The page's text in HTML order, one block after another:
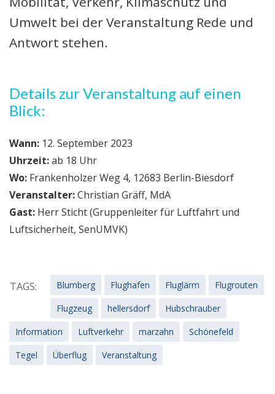
Umwelt bei der Veranstaltung Rede und
Antwort stehen.
Details zur Veranstaltung auf einen
Blick:
Wann: 12. September 2023
Uhrzeit:ab 18 Uhr
Wo: Frankenholzer Weg 4, 12683 Berlin-Biesdorf
Veranstalter:Christian Gräff, MdA
Gast: Herr Sticht (Gruppenleiter für Luftfahrt und
Luftsicherheit, SenUMVK)
TAGS: Blumberg Flughafen Fluglärm
Flugrouten
Flugzeug
hellersdorf
Hubschrauber
Information
Luftverkehr marzahn
Schönefeld
Tegel
Überflug Veranstaltung